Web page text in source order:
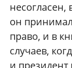
он
право, и в
случаев,